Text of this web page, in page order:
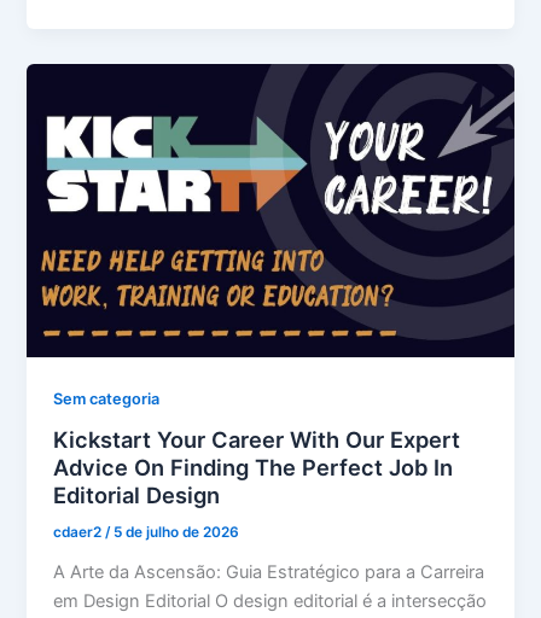
Sem categoria
Kickstart Your Career With Our Expert
Advice On Finding The Perfect Job In
Editorial Design
cdaer2/ 5 de julho de 2026
A Arte da Ascensão: Guia Estratégico para a Carreira
em Design Editorial O design editorial é a intersecção